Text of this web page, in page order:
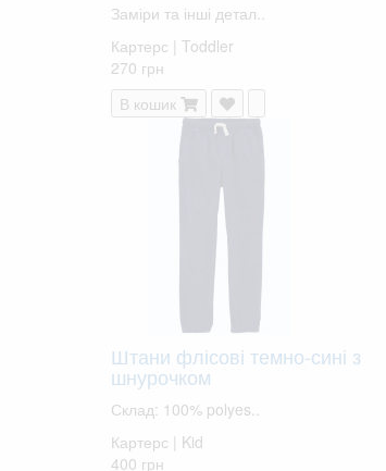
Заміри та інші детал..
Картерс | Toddler
270 грн
В кошик
Штани флісові темно-сині з
шнурочком
Склад: 100% polyes..
Картерс | Kid
400 грн